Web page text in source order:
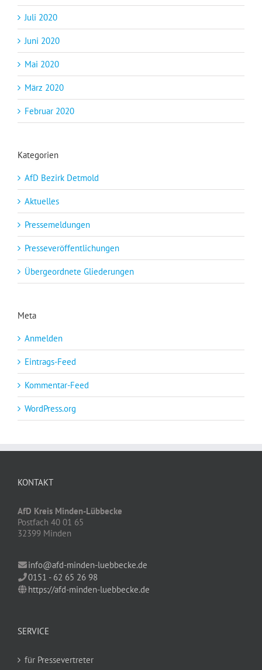
Juli 2020
Juni 2020
Mai 2020
März 2020
Februar 2020
Kategorien
AfD Bezirk Detmold
Aktuelles
Pressemeldungen
Presseveröffentlichungen
Übergeordnete Gliederungen
Meta
Anmelden
Eintrags-Feed
Kommentar-Feed
WordPress.org
KONTAKT
AfD Kreis Minden-Lübbecke
Postfach 40 01 65
32399 Minden
info@afd-minden-luebbecke.de
0151 - 62 65 26 98
https://afd-minden-luebbecke.de
SERVICE
für Pressevertreter